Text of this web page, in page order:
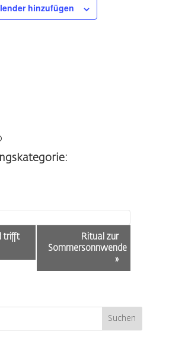
hinzufügen
trifft
Ritual zur
Sommersonnwende
»